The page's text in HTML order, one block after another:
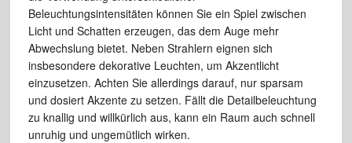
Beleuchtungsintensitäten können Sie ein Spiel zwischen
Licht und Schatten erzeugen, das dem Auge mehr
Abwechslung bietet. Neben Strahlern eignen sich
insbesondere dekorative Leuchten, um Akzentlicht
einzusetzen. Achten Sie allerdings darauf, nur sparsam
und dosiert Akzente zu setzen. Fällt die Detailbeleuchtung
zu knallig und willkürlich aus, kann ein Raum auch schnell
unruhig und ungemütlich wirken.